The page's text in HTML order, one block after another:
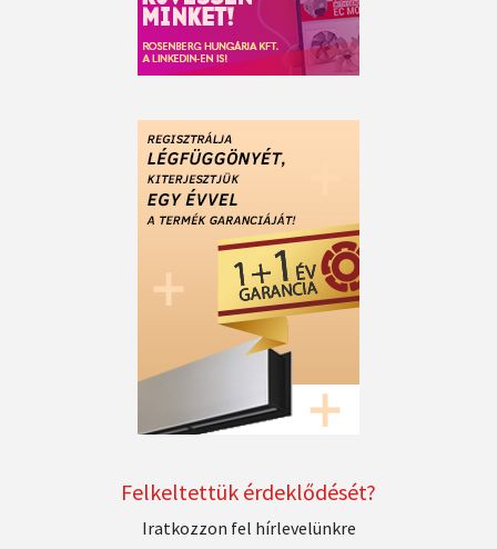
Felkeltettük érdeklődését?
Iratkozzon fel hírlevelünkre